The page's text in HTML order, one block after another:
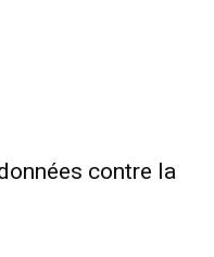
contre la